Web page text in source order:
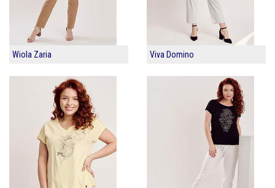
Wiola Zaria Viva Domino